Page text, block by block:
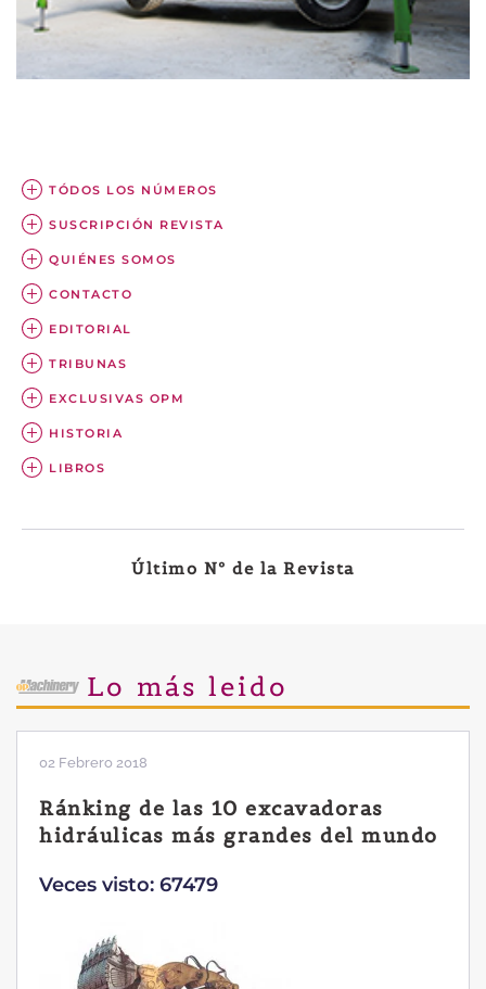
TÓDOS LOS NÚMEROS
SUSCRIPCIÓN REVISTA
QUIÉNES SOMOS
CONTACTO
EDITORIAL
TRIBUNAS
EXCLUSIVAS OPM
HISTORIA
LIBROS
Último Nº de la Revista
Lo más leido
28 Enero 2019
Las ventajas de la excavadora
Yanmar B7 Sigma-6
Veces visto: 32220